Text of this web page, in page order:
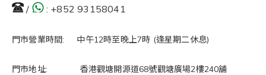
/ : +852 93158041
門市營業時間: 中午12時至晚上7時 (逢星期二休息)
門市地址: 香港觀塘開源道68號觀塘廣場2樓240舖